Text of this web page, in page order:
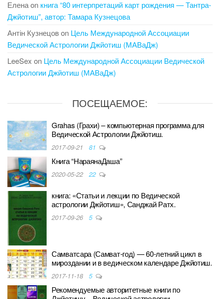
Еленаon книга “80 интерпретаций карт рождения — Тантра-
Джйотиш”, автор: Тамара Кузнецова
Антін Кузнецовon Цель Международной Ассоциации
Ведической Астрологии Джйотиш (МАВаДж)
LeeSex on Цель Международной Ассоциации Ведической
Астрологии Джйотиш (МАВаДж)
ПОСЕЩАЕМОЕ:
Grahas (Грахи) – компьютерная программа для
Ведической Астрологии Джйотиш.
2017-09-21 81
Книга “НараянаДаша”
2020-05-22 22
книга: «Статьи и лекции по Ведической
астрологии Джйотиш», Санджай Ратх.
2017-09-26 5
Самватсара (Самват-год) — 60-летний цикл в
мироздании и в ведическом календаре Джйотиш.
2017-11-18 5
Рекомендуемые авторитетные книги по